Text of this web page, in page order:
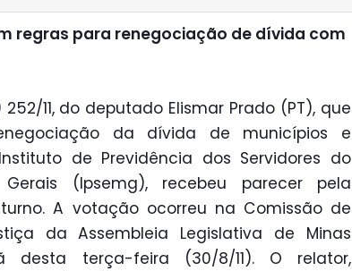
regras para renegociação de dívida com
252/11, do deputado Elismar Prado (PT), que
da dívida de municípios e
de Previdência dos Servidores do
(Ipsemg), recebeu parecer pela
A votação ocorreu na Comissão de
da Assembleia Legislativa de Minas
desta terça-feira (30/8/11). O relator,